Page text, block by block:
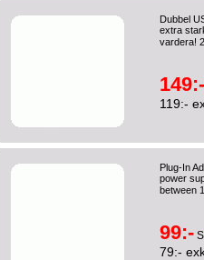
Dubbel
extra
vardera!
149:-
119:-
Plug-In
power
between
99:-
79:-